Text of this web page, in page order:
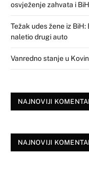
osvježenje zahvata i BiH
Težak udes žene iz
naletio drugi auto
Vanredno stanje u
NAJNOVIJI
NAJNOVIJI